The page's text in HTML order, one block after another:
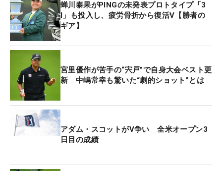
蝉川泰果がPINGの未発表プロトタイプ「3
I」も投入し、疲労骨折から復活V【勝者の
ギア】
宮里優作が苦手の“宍戸”で自身大会ベスト更
新 中嶋常幸も驚いた“劇的ショット”とは
アダム・スコットがV争い 全米オープン3
日目の成績